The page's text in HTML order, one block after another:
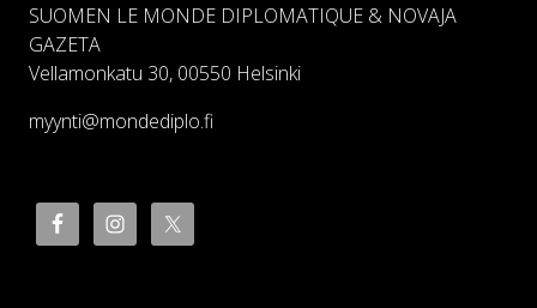
SUOMEN LE MONDE DIPLOMATIQUE & NOVAJA
GAZETA
Vellamonkatu 30, 00550 Helsinki
myynti@mondediplo.fi